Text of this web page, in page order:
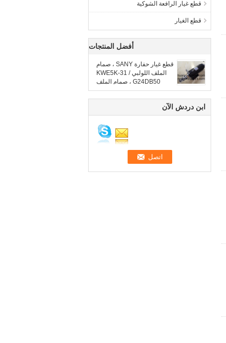
قطع غيار الرافعة الشوكية
قطع الغيار
أفضل المنتجات
قطع غيار حفارة SANY ، صمام
الملف اللولبي KWE5K-31 /
G24DB50 ، صمام الملف
اللولبي SY215
ابن دردش الآن